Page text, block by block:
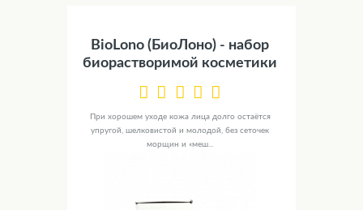
BioLono (БиоЛоно) - набор
биорастворимой косметики
При хорошем уходе кожа лица долго остаётся
упругой, шелковистой и молодой, без сеточек
морщин и «меш...